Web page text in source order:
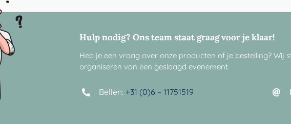
Hulp nodig? Ons team staat graag voor je klaar!
Heb je een vraag over onze producten of je bestelling? Wij
organiseren van een geslaagd evenement.
Bellen: +31 (0)6 – 11751519